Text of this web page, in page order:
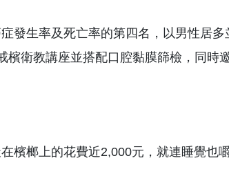
發生率及死亡率的第四名，以男性居
衛教講座並搭配口腔黏膜篩檢，同時
檳榔上的花費近2,000元，就連睡覺也